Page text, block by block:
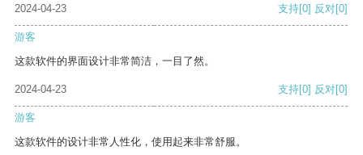
2024-04-23 支持[0] 反对[0]
游客
这款软件的界面设计非常简洁，一目了然。
2024-04-23 支持[0] 反对[0]
游客
这款软件的设计非常人性化，使用起来非常舒服。